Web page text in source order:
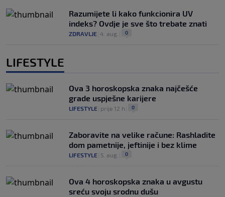
Razumijete li kako funkcionira UV
indeks? Ovdje je sve što trebate znati
ZDRAVLJE 4. aug. 0
LIFESTYLE
Ova 3 horoskopska znaka najčešće
grade uspješne karijere
LIFESTYLE prije 12 h 0
Zaboravite na velike račune: Rashladite
dom pametnije, jeftinije i bez klime
LIFESTYLE 5. aug. 0
Ova 4 horoskopska znaka u avgustu
sreću svoju srodnu dušu